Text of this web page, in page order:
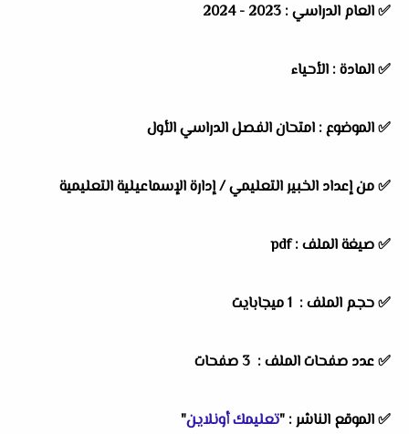
✅العام الدراسي :
✅المادة : الأحياء
✅الموضوع : امتحان الفصل الدراسي الأول
✅من إعداد الخبير التعليمي /إدارة الإسماعيلية التعليمية
✅ صيغة الملف : pdf
✅ حجم الملف : 1 ميجابايت
✅ عدد صفحات الملف : 3 صفحات
✅الموقع الناشر : "تعليمك أونلاين"